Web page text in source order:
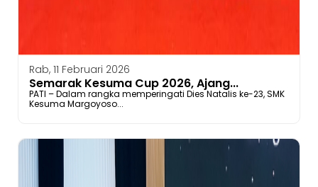
Rab, 11 Februari 2026
Semarak Kesuma Cup 2026, Ajang...
PATI – Dalam rangka memperingati Dies Natalis ke-23, SMK
Kesuma Margoyoso...